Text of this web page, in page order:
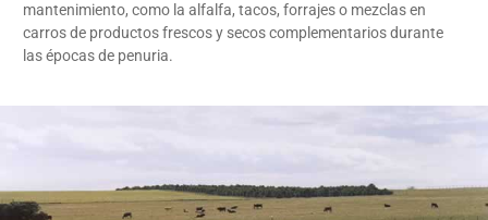
mantenimiento, como la alfalfa, tacos, forrajes o mezclas en
carros de productos frescos y secos complementarios durante
las épocas de penuria.